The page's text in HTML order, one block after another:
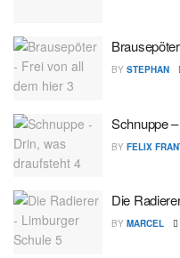
BY STEPHAN
Schnuppe
BY FELIX
Die
BY MARCEL